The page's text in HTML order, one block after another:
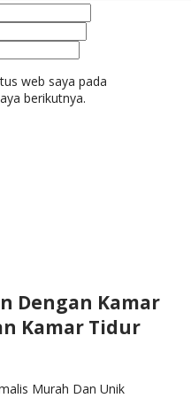
web saya pada
berikutnya.
Dengan Kamar
Kamar Tidur